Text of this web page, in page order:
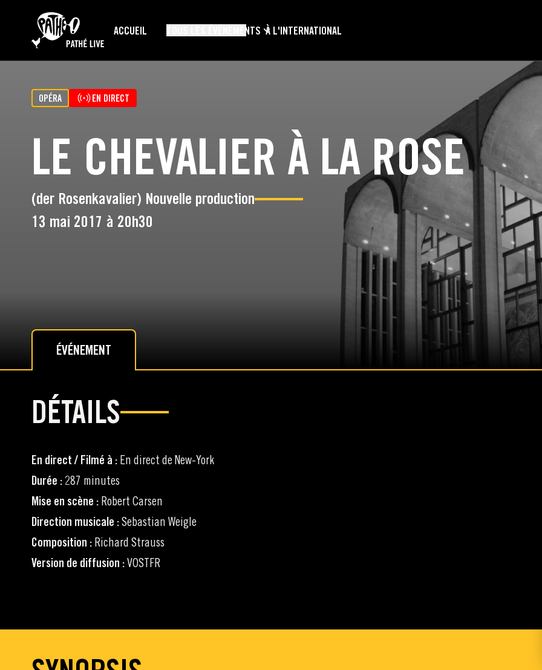
ACCUEIL
TOUS LES ÉVÉNEMENTS À L'INTERNATIONAL
OPÉRA EN DIRECT
LE CHEVALIER À LA ROSE
(der Rosenkavalier) Nouvelle production
13 mai 2017 à 20h30
ÉVÉNEMENT
DÉTAILS
En direct / Filmé à : En direct de New-York
Durée : 287 minutes
Mise en scène : Robert Carsen
Direction musicale :Sebastian Weigle
Composition : Richard Strauss
Version de diffusion :VOSTFR